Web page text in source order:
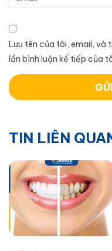
Lưu tên của tôi, email, và
lần bình luận kế tiếp của
TIN LIÊN